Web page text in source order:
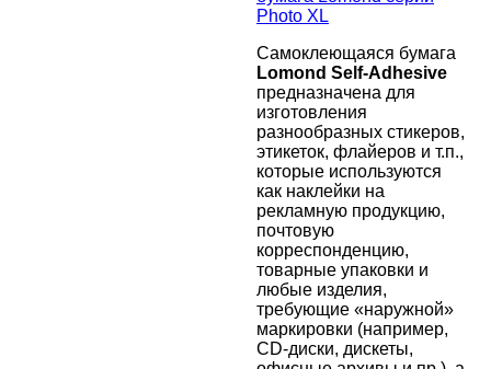
Самоклеющаяся бумага
Lomond Self-Adhesive
предназначена для
изготовления
разнообразных стикеров,
этикеток, флайеров и т.п.,
которые используются
как наклейки на
рекламную продукцию,
почтовую
корреспонденцию,
товарные упаковки и
любые изделия,
требующие «наружной»
маркировки (например,
CD-диски, дискеты,